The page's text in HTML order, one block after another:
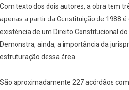
Com texto dos dois autores, a obra tem
apenas a partir da Constituição de 1988
existência de um Direito Constitucional do
Demonstra, ainda, a importância da
estruturação dessa área.
São aproximadamente 227 acórdãos